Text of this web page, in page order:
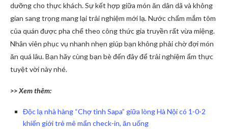
dưỡng cho thực khách. Sự kết hợp giữa món ăn dân dã và không
gian sang trọng mang lại trải nghiệm mới lạ. Nước chấm mắm tôm
của quán được pha chế theo công thức gia truyền rất vừa miệng.
Nhân viên phục vụ nhanh nhẹn giúp bạn không phải chờ đợi món
ăn quá lâu. Bạn hãy cùng bạn bè đến đây để trải nghiệm ẩm thực
tuyệt vời này nhé.
>> Xem thêm:
Độc lạ nhà hàng “Chợ tình Sapa” giữa lòng Hà Nội có 1-0-2
khiến giới trẻ mê mẩn check-in, ăn uống